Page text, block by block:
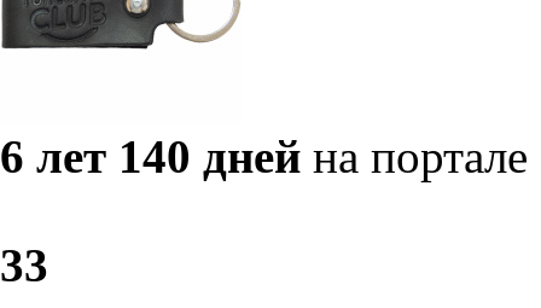
6 лет 140 дней на портале
33